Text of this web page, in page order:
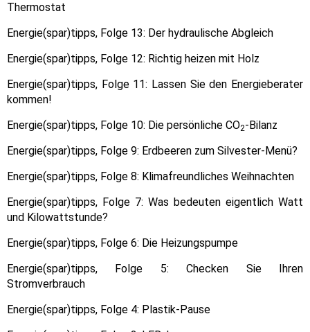
Thermostat
Energie(spar)tipps, Folge 13: Der hydraulische Abgleich
Energie(spar)tipps, Folge 12: Richtig heizen mit Holz
Energie(spar)tipps, Folge 11: Lassen Sie den Energieberater
kommen!
Energie(spar)tipps, Folge 10: Die persönliche CO2-Bilanz
Energie(spar)tipps, Folge 9: Erdbeeren zum Silvester-Menü?
Energie(spar)tipps, Folge 8: Klimafreundliches Weihnachten
Energie(spar)tipps, Folge 7: Was bedeuten eigentlich Watt
und Kilowattstunde?
Energie(spar)tipps, Folge 6: Die Heizungspumpe
Energie(spar)tipps, Folge 5: Checken Sie Ihren
Stromverbrauch
Energie(spar)tipps, Folge 4: Plastik-Pause